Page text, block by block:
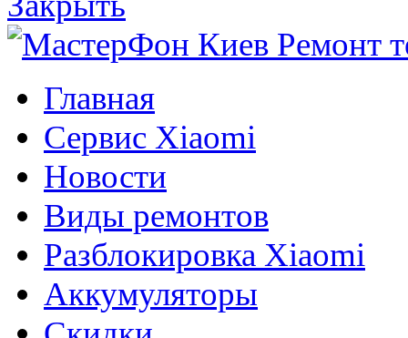
Главная
Сервис Xiaomi
Новости
Виды ремонтов
Разблокировка Xiaomi
Аккумуляторы